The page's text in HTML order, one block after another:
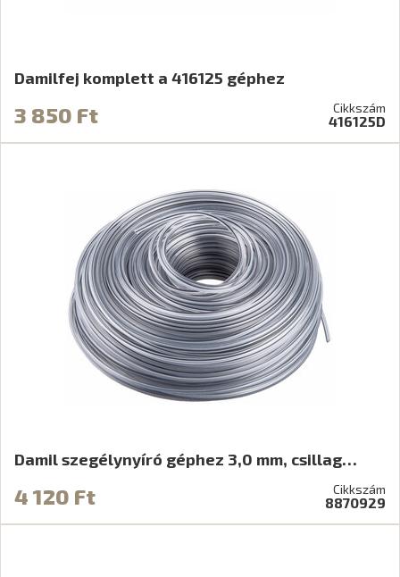
Damilfej komplett a 416125 géphez
3 850 Ft Cikkszám
416125D
Damil szegélynyíró géphez 3,0 mm, csillag…
4 120 Ft Cikkszám
8870929